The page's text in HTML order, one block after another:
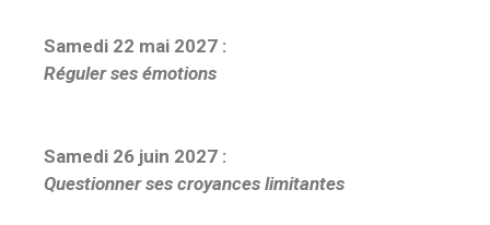
Samedi 22 mai 2027 :
Réguler ses émotions
Samedi 26 juin 2027 :
Questionner ses croyances limitantes